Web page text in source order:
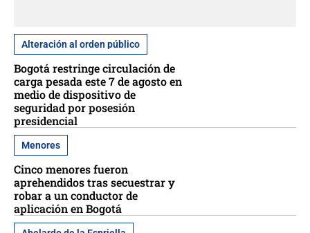
Alteración al orden público
Bogotá restringe circulación de
carga pesada este 7 de agosto en
medio de dispositivo de
seguridad por posesión
presidencial
Menores
Cinco menores fueron
aprehendidos tras secuestrar y
robar a un conductor de
aplicación en Bogotá